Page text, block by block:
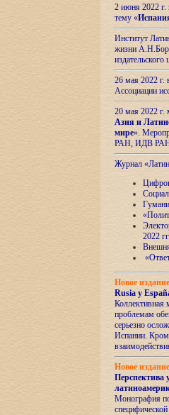
2 июня 2022 г.
тему «
Институт
жизни
26 мая 2022
Ассоциации
20 мая 2022
Азия и
мире».
РАН, ИДВ
Журнал
2022
Новое
Rusia y
Коллективная
проблемам
серьезно
Испании.
Новое
Перспектива
Монография